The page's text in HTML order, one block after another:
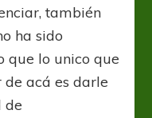
también
ha sido
que lo unico que
acá es darle
de